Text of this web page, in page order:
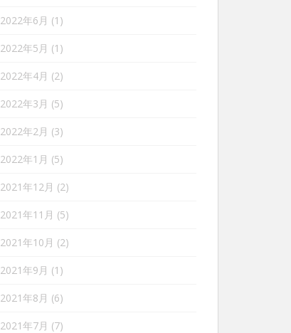
2022年6月 (1)
2022年5月 (1)
2022年4月 (2)
2022年3月 (5)
2022年2月 (3)
2022年1月 (5)
2021年12月 (2)
2021年11月 (5)
2021年10月 (2)
2021年9月 (1)
2021年8月 (6)
2021年7月 (7)